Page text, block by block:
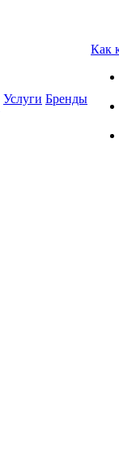
Услуги Бренды
Как